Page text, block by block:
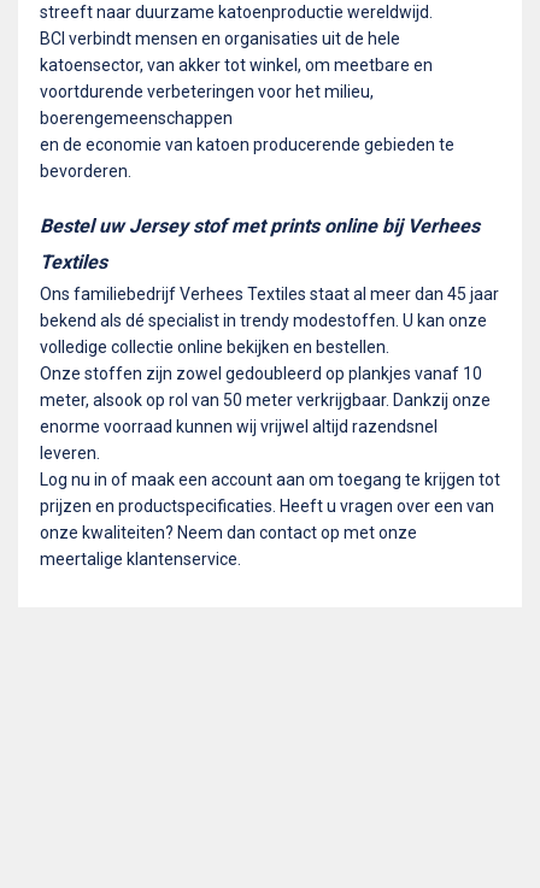
streeft naar duurzame katoenproductie wereldwijd.
BCI verbindt mensen en organisaties uit de hele
katoensector, van akker tot winkel, om meetbare en
voortdurende verbeteringen voor het milieu,
boerengemeenschappen
en de economie van katoen producerende gebieden te
bevorderen.
Bestel uw Jersey stof met prints online bij Verhees
Textiles
Ons familiebedrijf Verhees Textiles staat al meer dan 45 jaar
bekend als dé specialist in trendy modestoffen. U kan onze
volledige collectie online bekijken en bestellen.
Onze stoffen zijn zowel gedoubleerd op plankjes vanaf 10
meter, alsook op rol van 50 meter verkrijgbaar. Dankzij onze
enorme voorraad kunnen wij vrijwel altijd razendsnel
leveren.
Log nu in of maak een account aan om toegang te krijgen tot
prijzen en productspecificaties. Heeft u vragen over een van
onze kwaliteiten? Neem dan contact op met onze
meertalige klantenservice.